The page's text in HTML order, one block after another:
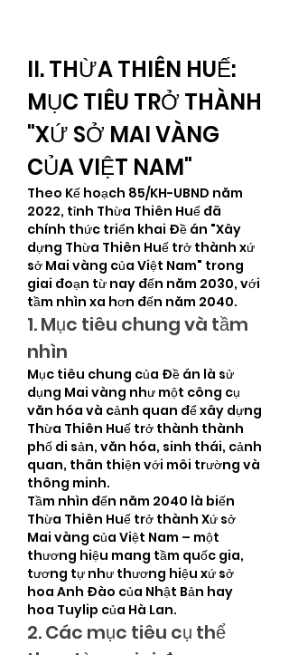
II. THỪA THIÊN HUẾ:
MỤC TIÊU TRỞ THÀNH
"XỨ SỞ MAI VÀNG
CỦA VIỆT NAM"
Theo Kế hoạch 85/KH-UBND năm
2022, tỉnh Thừa Thiên Huế đã
chính thức triển khai Đề án "Xây
dựng Thừa Thiên Huế trở thành xứ
sở Mai vàng của Việt Nam" trong
giai đoạn từ nay đến năm 2030, với
tầm nhìn xa hơn đến năm 2040.
1. Mục tiêu chung và tầm
nhìn
Mục tiêu chung của Đề án là sử
dụng Mai vàng như một công cụ
văn hóa và cảnh quan để xây dựng
Thừa Thiên Huế trở thành thành
phố di sản, văn hóa, sinh thái, cảnh
quan, thân thiện với môi trường và
thông minh.
Tầm nhìn đến năm 2040 là biến
Thừa Thiên Huế trở thành Xứ sở
Mai vàng của Việt Nam – một
thương hiệu mang tầm quốc gia,
tương tự như thương hiệu xứ sở
hoa Anh Đào của Nhật Bản hay
hoa Tuylip của Hà Lan.
2. Các mục tiêu cụ thể